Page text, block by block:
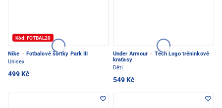
Kód: FOTBAL20
Nike · Fotbalové šortky Park III
Unisex
499 Kč
Under Armour · Tech Logo tréninkové
kraťasy
Děti
549 Kč